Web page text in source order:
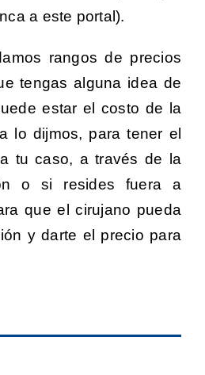
a este portal).
rangos de precios
tengas alguna idea de
estar el costo de la
lo dijmos, para tener el
tu caso, a través de la
o si resides fuera a
que el cirujano pueda
y darte el precio para